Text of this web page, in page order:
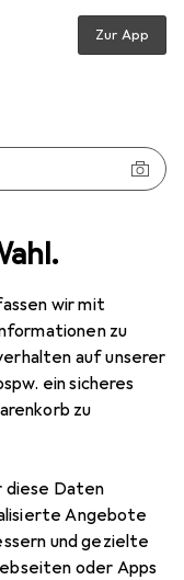
wir mit
zu
auf unserer
ein sicheres
zu
diese Daten
Angebote
und gezielte
oder Apps
Zur App
Anti-Shock
Shock